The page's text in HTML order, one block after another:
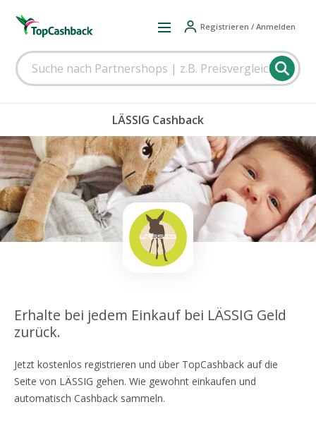
Registrieren / Anmelden
LÄSSIG Cashback
Erhalte bei jedem Einkauf bei LÄSSIG Geld
zurück.
Jetzt kostenlos registrieren und über TopCashback auf die
Seite von LÄSSIG gehen. Wie gewohnt einkaufen und
automatisch Cashback sammeln.